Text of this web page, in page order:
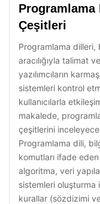
Çeşitleri
Programlama dilleri,
aracılığıyla talimat
yazılımcıların
sistemleri kontrol
kullanıcılarla
makalede,
çeşitlerini
Programlama dili,
komutları ifade eden
algoritma, veri
sistemleri oluşturma
kurallar (sözdizimi